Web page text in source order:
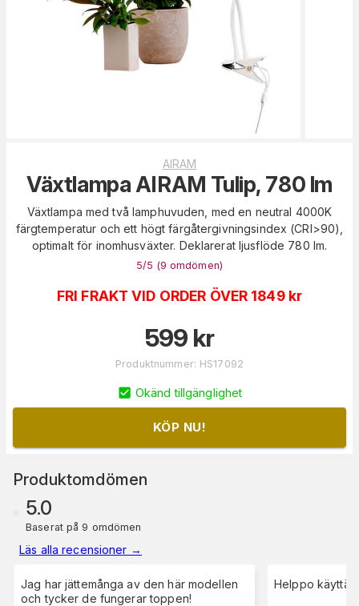
AIRAM
Växtlampa AIRAM Tulip, 780 lm
Växtlampa med två lamphuvuden, med en neutral 4000K
färgtemperatur och ett högt färgåtergivningsindex (CRI>90),
optimalt för inomhusväxter. Deklarerat ljusflöde 780 lm.
5/5 (9 omdömen)
FRI FRAKT VID ORDER ÖVER 1849 kr
599 kr
Produktnummer: HS17092
Okänd tillgänglighet
KÖP NU!
Produktomdömen
5.0
Baserat på 9 omdömen
Läs alla recensioner →
Jag har jättemånga av den här modellen
och tycker de fungerar toppen!
Helppo